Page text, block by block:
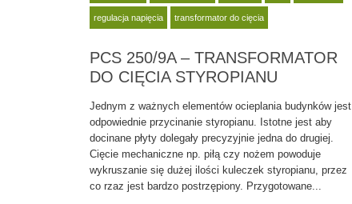
regulacja napięcia transformator do cięcia
PCS 250/9A – TRANSFORMATOR
DO CIĘCIA STYROPIANU
Jednym z ważnych elementów ocieplania budynków jest
odpowiednie przycinanie styropianu. Istotne jest aby
docinane płyty dolegały precyzyjnie jedna do drugiej.
Cięcie mechaniczne np. piłą czy nożem powoduje
wykruszanie się dużej ilości kuleczek styropianu, przez
co rzaz jest bardzo postrzępiony. Przygotowane...